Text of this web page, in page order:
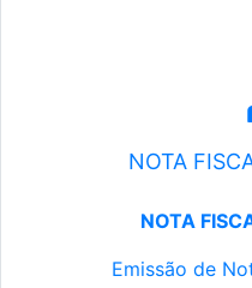
NOTA
NOTA
Emissão de